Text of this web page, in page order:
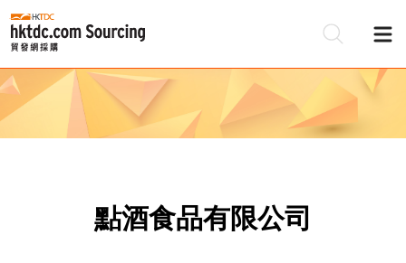
點酒食品有限公司